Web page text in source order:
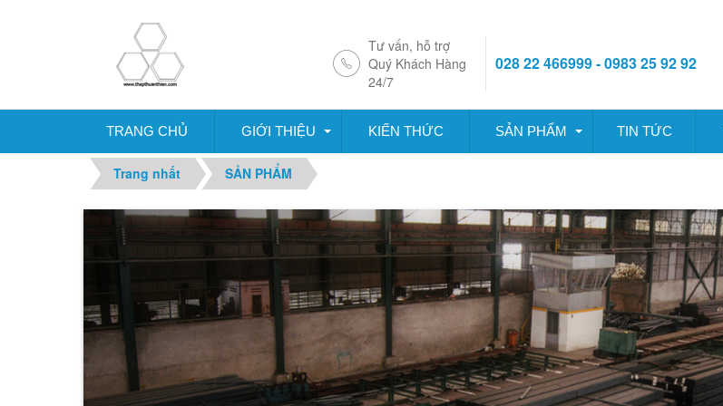
Tư vấn, hỗ trợ
Quý Khách Hàng
24/7
028 22 466999 - 0983 25 92 92
TRANG CHỦ GIỚI THIỆU KIẾN THỨC SẢN PHẨM TIN TỨC
Trang nhất SẢN PHẨM
Vận chuyển toàn quốc